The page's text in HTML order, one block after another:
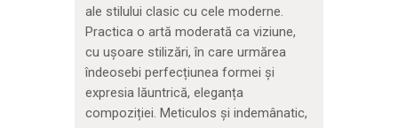
ale stilului clasic cu cele moderne.
Practica o artă moderată ca viziune,
cu ușoare stilizări, în care urmărea
îndeosebi perfecțiunea formei și
expresia lăuntrică, eleganța
compoziției. Meticulos și indemânatic,